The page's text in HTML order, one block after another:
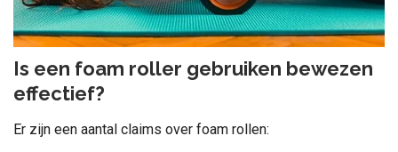
Is een foam roller gebruiken bewezen
effectief?
Er zijn een aantal claims over foam rollen: